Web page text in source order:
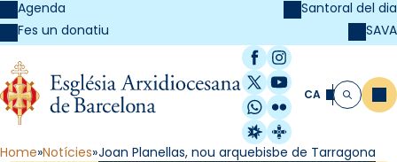
Agenda
Fes un donatiu
Santoral del dia
SAVA
Facebook
Instagram
X / Twitter
YouTube
WhatsApp
Flickr
Radio Estel
Catalunya
CA Cerca
Home Notícies Joan Planellas, nou arquebisbe de Tarragona